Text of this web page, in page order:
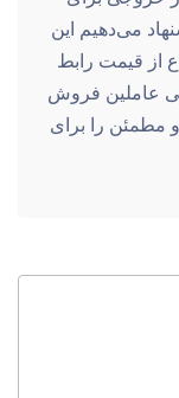
خروجی برای
می‌دهیم این
از قیمت رابط
عاملین فروش
و مطمئن را برای